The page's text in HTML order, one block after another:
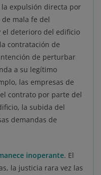
expulsión directa por
mala fe del
deterioro del edificio
contratación de
de perturbar
a su legítimo
las empresas de
contrato por parte del
la subida del
demandas de
inoperante. El
la justicia rara vez las